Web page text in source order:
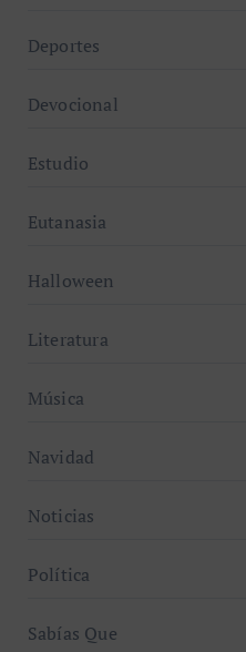
Deportes
Devocional
Estudio
Eutanasia
Halloween
Literatura
Música
Navidad
Noticias
Política
Sabías Que